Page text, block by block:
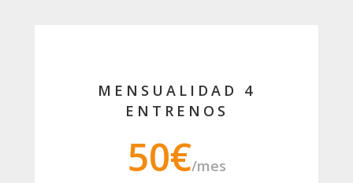
MENSUALIDAD 4
ENTRENOS
50€/mes